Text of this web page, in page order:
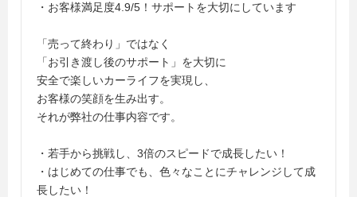
・お客様満足度4.9/5！サポートを大切にしています
「売って終わり」ではなく
「お引き渡し後のサポート」を大切に
安全で楽しいカーライフを実現し、
お客様の笑顔を生み出す。
それが弊社の仕事内容です。
・若手から挑戦し、3倍のスピードで成長したい！
・はじめての仕事でも、色々なことにチャレンジして成
長したい！